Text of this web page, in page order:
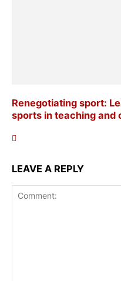
Renegotiating sport:
sports in teaching and
LEAVE A REPLY